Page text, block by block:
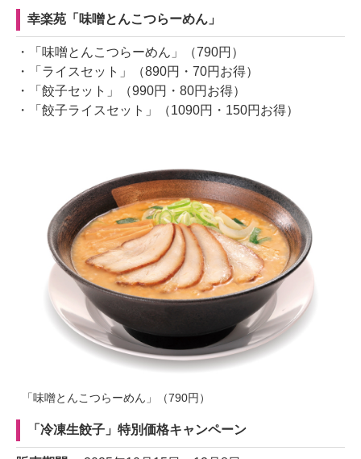
幸楽苑「味噌とんこつらーめん」
・「味噌とんこつらーめん」（790円）
・「ライスセット」（890円・70円お得）
・「餃子セット」（990円・80円お得）
・「餃子ライスセット」（1090円・150円お得）
「味噌とんこつらーめん」（790円）
「冷凍生餃子」特別価格キャンペーン